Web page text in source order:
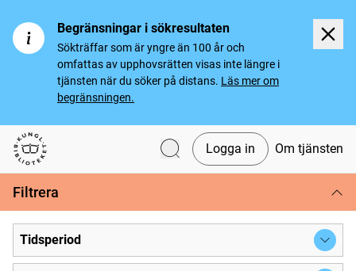
Begränsningar i sökresultaten
Sökträffar som är yngre än 100 år och
omfattas av upphovsrätten visas inte längre i
tjänsten när du söker på distans. Läs mer om
begränsningen.
Svenska tidningar
Logga in Om tjänsten
Filtrera
Tidsperiod